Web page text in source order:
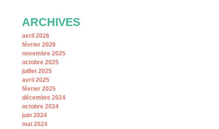
ARCHIVES
avril 2026
février 2026
novembre 2025
octobre 2025
juillet 2025
avril 2025
février 2025
décembre 2024
octobre 2024
juin 2024
mai 2024